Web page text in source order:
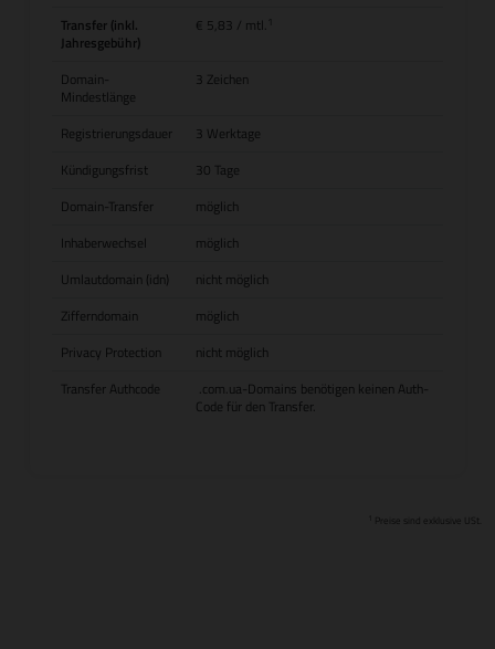
Transfer (inkl.
Jahresgebühr)
€ 5,83 / mtl.
Domain-
Mindestlänge
3 Zeichen
Registrierungsdauer
3 Werktage
Kündigungsfrist
30 Tage
Domain-Transfer
möglich
Inhaberwechsel
möglich
Umlautdomain (idn)
nicht möglich
Zifferndomain
möglich
Privacy Protection
nicht möglich
Transfer Authcode
.com.ua-Domains benötigen keinen Auth-
Code für den Transfer.
Preise sind exklusive USt.